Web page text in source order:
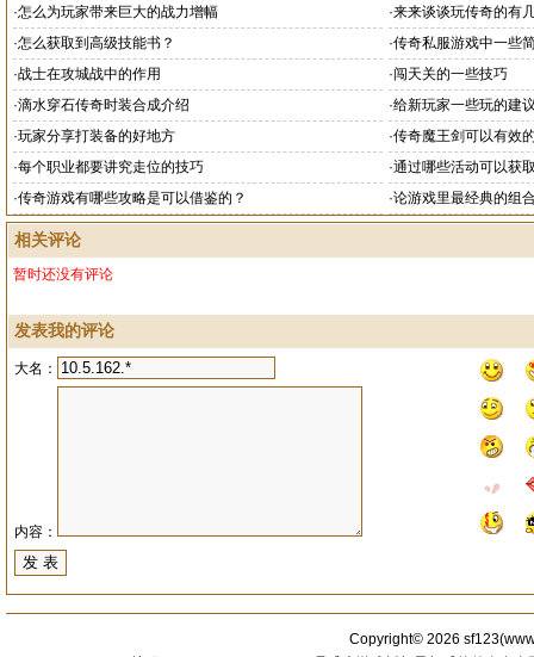
·怎么为玩家带来巨大的战力增幅 ·来来谈谈玩传奇的有
·怎么获取到高级技能书？ ·传奇私服游戏中一些
·战士在攻城战中的作用 ·闯天关的一些技巧
·滴水穿石传奇时装合成介绍 ·给新玩家一些玩的建
·玩家分享打装备的好地方 ·传奇魔王剑可以有效
·每个职业都要讲究走位的技巧 ·通过哪些活动可以获
·传奇游戏有哪些攻略是可以借鉴的？ ·论游戏里最经典的组
相关评论
暂时还没有评论
发表我的评论
大名：
内容：
Copyright© 2026 sf123(